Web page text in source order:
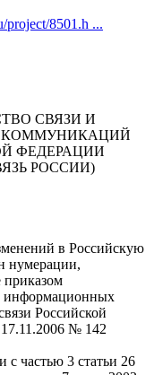
project/8501.h ...
СВЯЗИ И
ФЕДЕРАЦИИ
РОССИИ)
в Российскую
нумерации,
приказом
информационных
Российской
№ 142
с частью 3 статьи 26